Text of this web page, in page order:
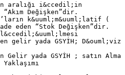
aralığı i&ccedil;in
Değişken”dir.
k&uuml;m&uuml;latif (
eden “Stok Değişken”dir.
gelir yada GSYİH; D&ouml;viz
Gelir yada GSYİH ; satın Alma